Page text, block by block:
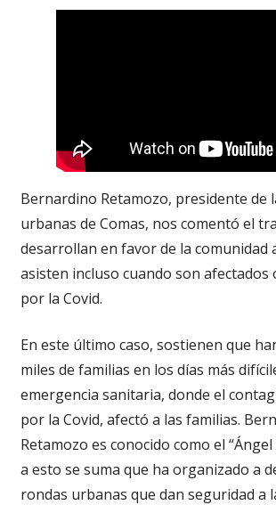
Bernardino Retamozo, presidente de
urbanas de Comas, nos comentó el
desarrollan en favor de la comunidad
asisten incluso cuando son afectados
por la Covid.
En este último caso, sostienen que
miles de familias en los días más
emergencia sanitaria, donde el
por la Covid, afectó a las familias.
Retamozo es conocido como el
a esto se suma que ha organizado a
rondas urbanas que dan seguridad a